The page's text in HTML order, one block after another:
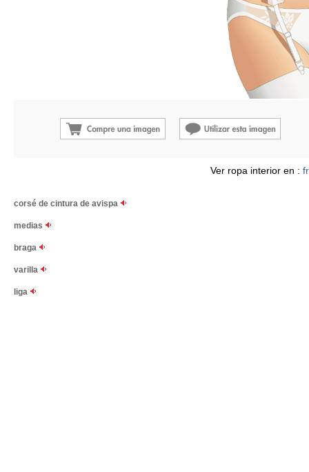
Ver ropa interior en :
corsé de cintura de avispa
medias
braga
varilla
liga